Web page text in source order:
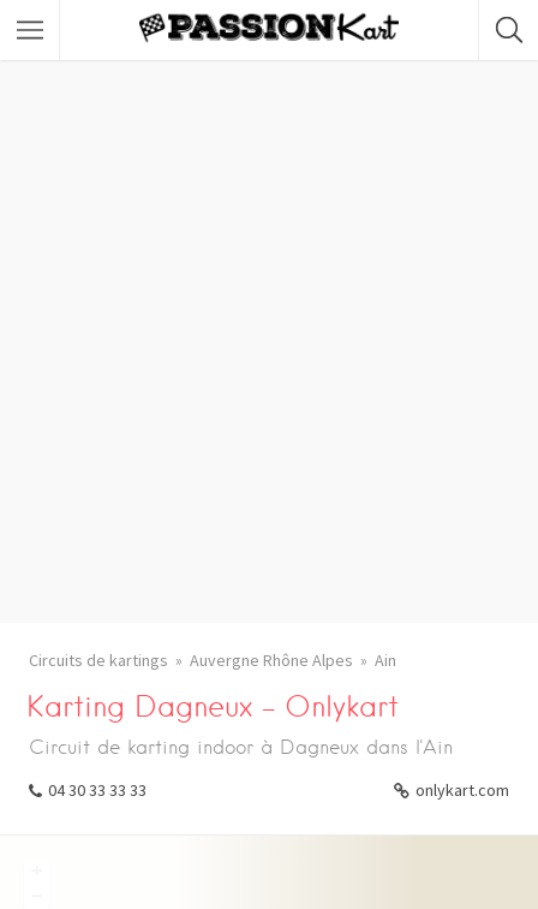
Circuits de kartings Auvergne Rhône Alpes Ain
Karting Dagneux – Onlykart
Circuit de karting indoor à Dagneux dans l'Ain
04 30 33 33 33 onlykart.com